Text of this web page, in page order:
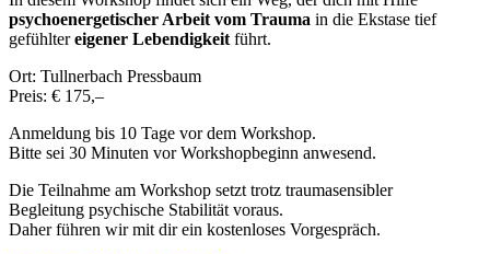
psychoenergetischer Arbeit vom Trauma in die Ekstase tief
gefühltereigener Lebendigkeit führt.
Ort: Tullnerbach Pressbaum
Preis: € 175,–
Anmeldung bis 10 Tage vor dem Workshop.
Bitte sei 30 Minuten vor Workshopbeginn anwesend.
Die Teilnahme am Workshop setzt trotz traumasensibler
Begleitung psychische Stabilität voraus.
Daher führen wir mit dir ein kostenloses Vorgespräch.